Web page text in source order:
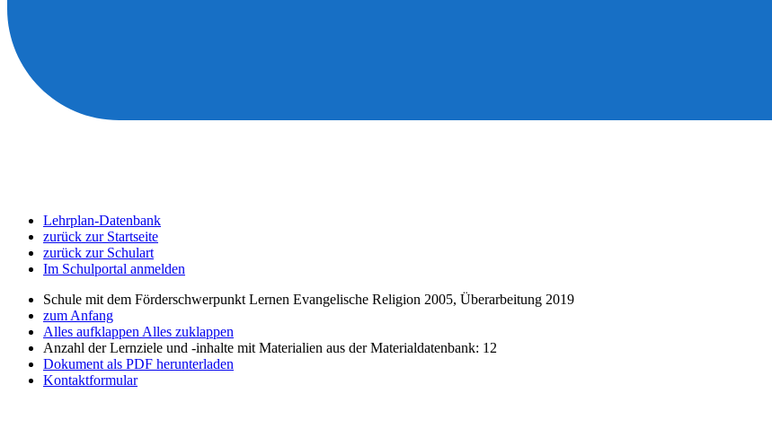
Lehrplan-Datenbank
zurück zur Startseite
zurück zur Schulart
Im Schulportal anmelden
Schule mit dem Förderschwerpunkt Lernen Evangelische Religion 2005, Überarbeitung 2019
zum Anfang
Alles aufklappen Alles zuklappen
Anzahl der Lernziele und -inhalte mit Materialien aus der Materialdatenbank: 12
Dokument als PDF herunterladen
Kontaktformular